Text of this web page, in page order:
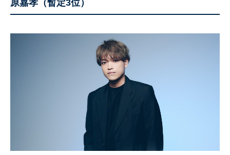
原嘉孝（暫定3位）